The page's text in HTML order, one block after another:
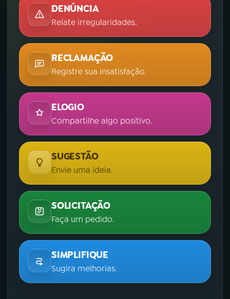
DENÚNCIA
Relate irregularidades.
RECLAMAÇÃO
Registre sua insatisfação.
ELOGIO
Compartilhe algo positivo.
SUGESTÃO
Envie uma ideia.
SOLICITAÇÃO
Faça um pedido.
SIMPLIFIQUE
Sugira melhorias.